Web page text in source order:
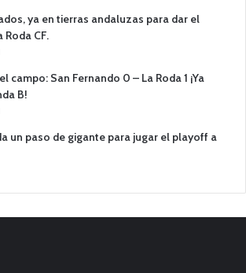
ya en tierras andaluzas para dar el
CF.
campo: San Fernando 0 – La Roda 1 ¡Ya
B!
un paso de gigante para jugar el playoff a